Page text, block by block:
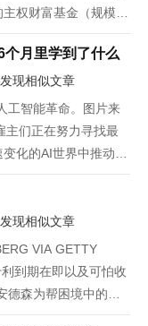
权财富基金（规模达
急切的投资者，他们
月里学到了什么
发现相似文章
工智能革命。图片来
们正在努力寻找最
化的AI世界中推动业
官朱莉·斯威特（Julie
发现相似文章
VIA GETTY
到期在即以及可怕收
森为帮困境中的公
，让员工自我管理。